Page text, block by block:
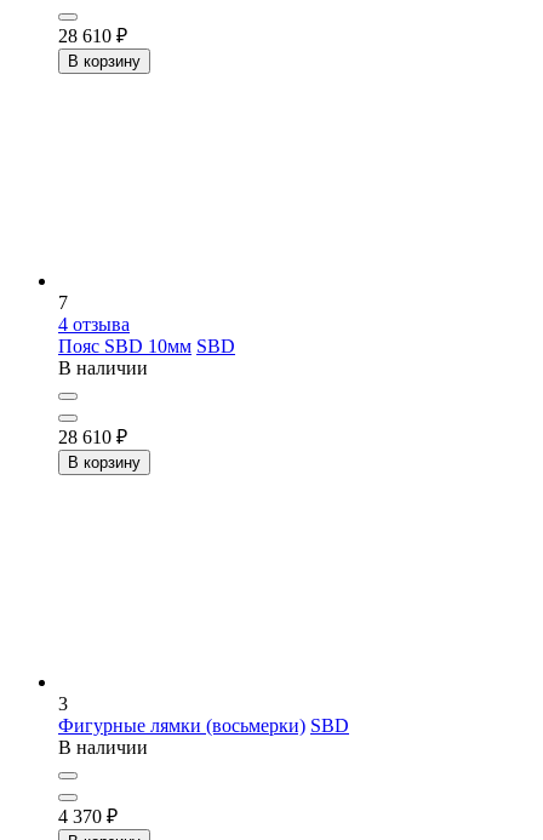
28 610 ₽
В корзину
7
4 отзыва
Пояс SBD 10мм SBD
В наличии
28 610 ₽
В корзину
3
Фигурные лямки (восьмерки) SBD
В наличии
4 370 ₽